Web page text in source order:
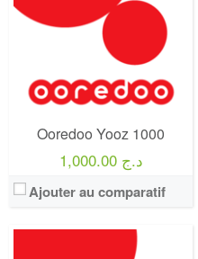
Ooredoo Yooz 1000
1,000.00 د.ج
Ajouter au comparatif
Prix:
2 500 Da
2 500 DA
Abonnement (Postpayés)
Internet:150 Go
View Details →